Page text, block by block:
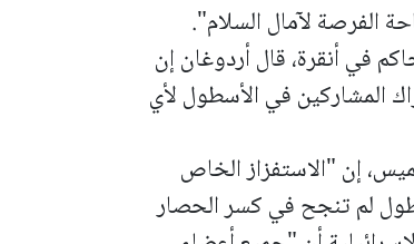
الفرصة لآمال السلام".
في أنقرة، قال أردوغان إن
المشاركين في الأسطول لأي
إن "الاستفزاز الخاص
لم تنجح في كسر الحصار